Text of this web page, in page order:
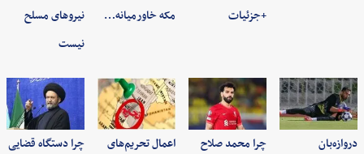
+جزئیات
مکه خاورمیانه…
نیروهای مسلح
نیست
دروازه‌بان
چرا محمد صلاح
اعمال تحریم‌های
چرا دستگاه قضایی